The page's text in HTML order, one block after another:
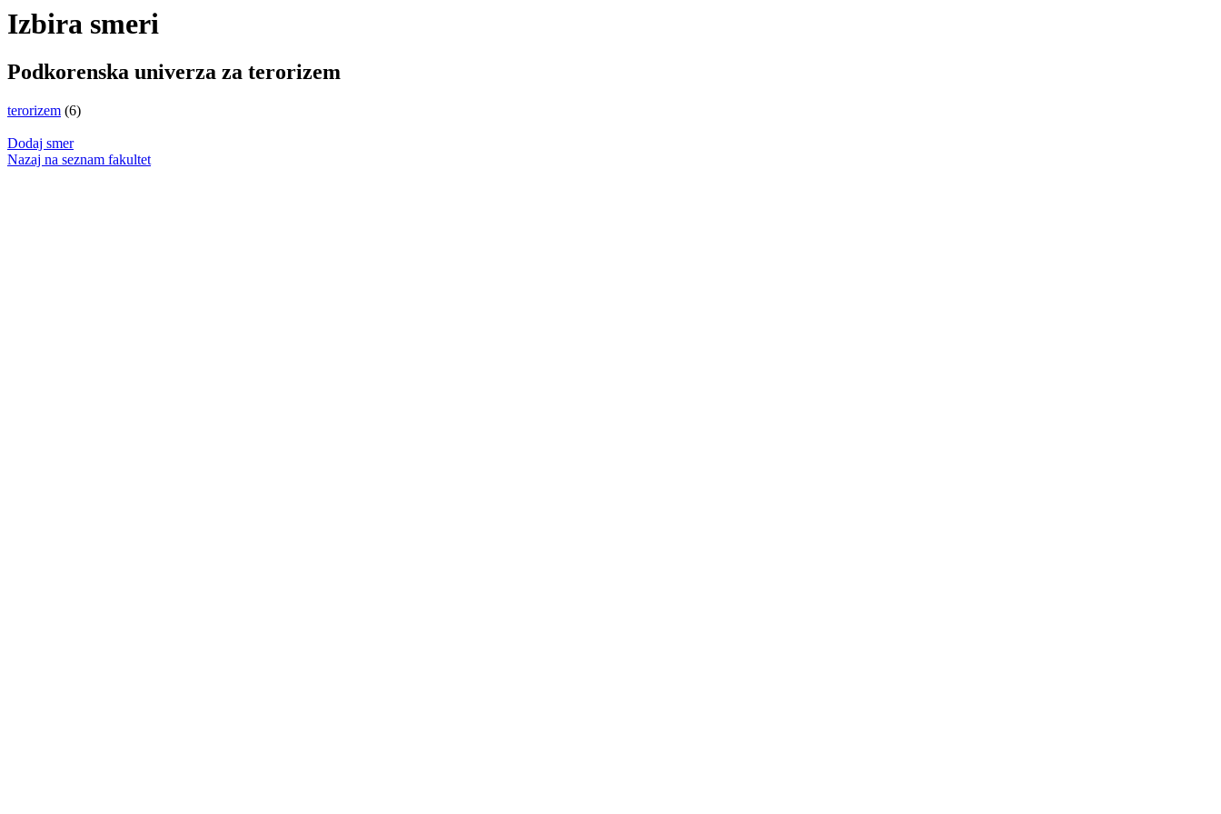
Izbira smeri
Podkorenska univerza za terorizem
terorizem (6)
Dodaj smer
Nazaj na seznam fakultet